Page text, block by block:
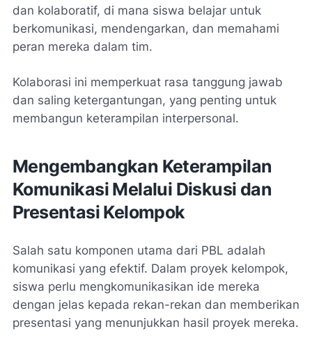
dan kolaboratif, di mana siswa belajar untuk
berkomunikasi, mendengarkan, dan memahami
peran mereka dalam tim.
Kolaborasi ini memperkuat rasa tanggung jawab
dan saling ketergantungan, yang penting untuk
membangun keterampilan interpersonal.
Mengembangkan Keterampilan
Komunikasi Melalui Diskusi dan
Presentasi Kelompok
Salah satu komponen utama dari PBL adalah
komunikasi yang efektif. Dalam proyek kelompok,
siswa perlu mengkomunikasikan ide mereka
dengan jelas kepada rekan-rekan dan memberikan
presentasi yang menunjukkan hasil proyek mereka.